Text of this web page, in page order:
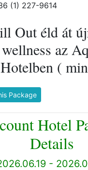
(1) 227-9614
Out éld át
az
(
Package
Hotel
Details
-